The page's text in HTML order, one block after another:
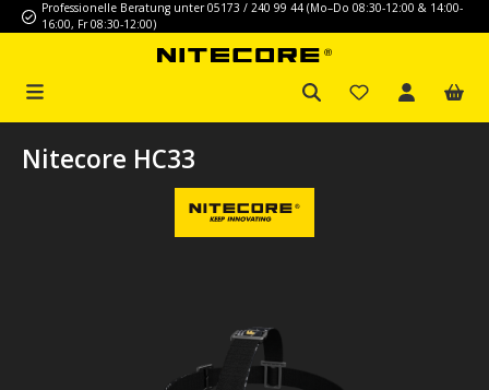
Zum Hauptinhalt springen
Professionelle Beratung unter 05173 / 240 99 44 (Mo–Do 08:30-12:00 & 14:00-
16:00, Fr 08:30-12:00)
Nitecore HC33